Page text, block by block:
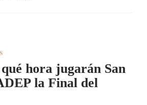
hora jugarán San
la Final del